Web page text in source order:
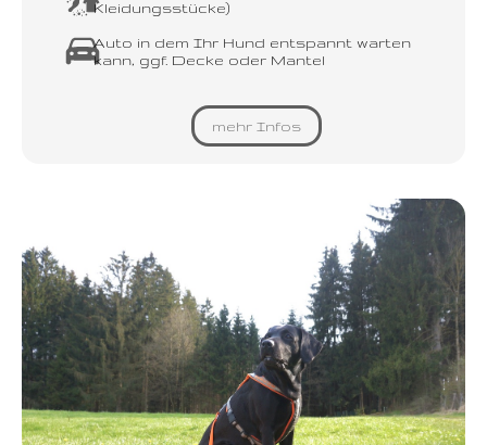
Kleidungsstücke)
Auto in dem Ihr Hund entspannt warten
kann, ggf. Decke oder Mantel
mehr Infos